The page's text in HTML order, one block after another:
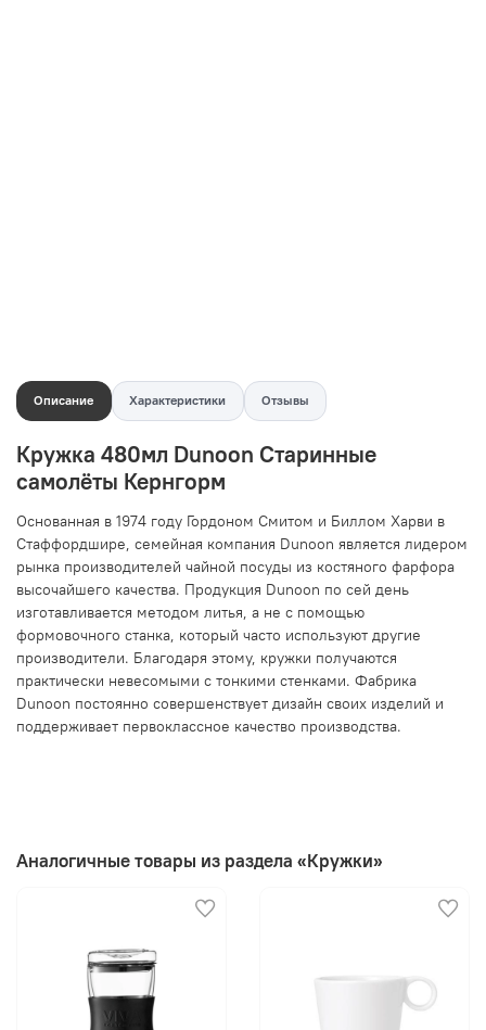
Описание Характеристики Отзывы
Кружка 480мл Dunoon Старинные
самолёты Кернгорм
Основанная в 1974 году Гордоном Смитом и Биллом Харви в
Стаффордшире, семейная компания Dunoon является лидером
рынка производителей чайной посуды из костяного фарфора
высочайшего качества. Продукция Dunoon по сей день
изготавливается методом литья, а не с помощью
формовочного станка, который часто используют другие
производители. Благодаря этому, кружки получаются
практически невесомыми с тонкими стенками. Фабрика
Dunoon постоянно совершенствует дизайн своих изделий и
поддерживает первоклассное качество производства.
Аналогичные товары из раздела «Кружки»